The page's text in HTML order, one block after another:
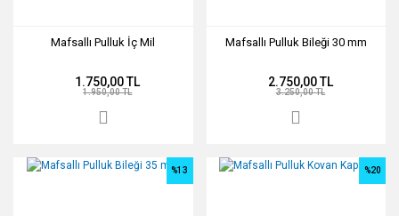
Mafsallı Pulluk İç Mil
1.750,00 TL
1.950,00 TL
Mafsallı Pulluk Bileği 30 mm
2.750,00 TL
3.250,00 TL
%13 %20